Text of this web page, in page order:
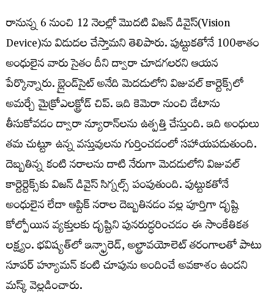
రానున్న 6 నుంచి 12 నెలల్లో మొదటి విజన్ డివైస్‌(Vision
Device)ను విడుదల చేస్తామని తెలిపారు. పుట్టుకతోనే 100శాతం
అంధులైన వారు సైతం దీని ద్వారా చూడగలరని ఆయన
పేర్కొన్నారు. బ్లైండ్‌సైట్ అనేది మెదడులోని విజువల్ కార్టెక్స్‌లో
అమర్చే మైక్రోఎలక్ట్రోడ్ చిప్. ఇది కెమెరా నుంచి డేటాను
తీసుకోవడం ద్వారా న్యూరాన్‌లను ఉత్పత్తి చేస్తుంది. ఇది అంధులు
తమ చుట్టూ ఉన్న వస్తువులను గుర్తించడంలో సహాయపడుతుంది.
దెబ్బతిన్న కంటి నరాలను దాటి నేరుగా మెదడులోని విజువల్
కార్టెర్టెక్స్‌కు విజన్ డివైస్ సిగ్నల్స్ పంపుతుంది. పుట్టుకతోనే
అంధులైన లేదా ఆప్టిక్ నరాల దెబ్బతినడం వల్ల పూర్తిగా దృష్టి
కోల్పోయిన వ్యక్తులకు దృష్టిని పునరుద్ధరించడం ఈ సాంకేతికత
లక్ష్యం. భవిష్యత్‌లో ఇన్ఫ్రారెడ్, అల్ట్రావయోలెట్ తరంగాలతో పాటు
సూపర్ హ్యూమన్ కంటి చూపును అందించే అవకాశం ఉందని
మస్క్ వెల్లడించారు.